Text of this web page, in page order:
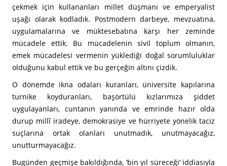
çekmek için kullananları millet düşmanı ve emperyalist
uşağı olarak kodladık. Postmodern darbeye, mevzuatına,
uygulamalarına ve müktesebatına karşı her zeminde
mücadele ettik. Bu mücadelenin sivil toplum olmanın,
emek mücadelesi vermenin yüklediği doğal sorumluluklar
olduğunu kabul ettik ve bu gerçeğin altını çizdik.
O dönemde ikna odaları kuranları, üniversite kapılarına
turnike koyduranları, başörtülü kızlarımıza şiddet
uygulayanları, cuntanın yanında ve emrinde hazır olda
durup millî iradeye, demokrasiye ve hürriyete yönelik taciz
suçlarına ortak olanları unutmadık, unutmayacağız,
unutturmayacağız.
Bugünden geçmişe bakıldığında, ‘bin yıl süreceği’ iddiasıyla